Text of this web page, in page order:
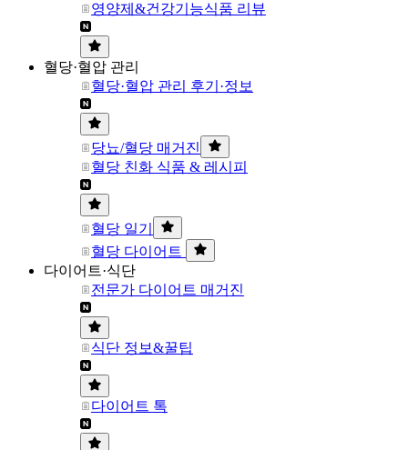
영양제&건강기능식품 리뷰
혈당·혈압 관리
혈당·혈압 관리 후기·정보
당뇨/혈당 매거진
혈당 친화 식품 & 레시피
혈당 일기
혈당 다이어트
다이어트·식단
전문가 다이어트 매거진
식단 정보&꿀팁
다이어트 톡